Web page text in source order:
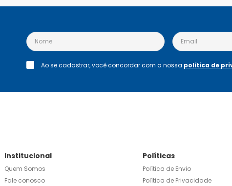
Ao se cadastrar, você concordar com a nossa política de
Institucional
Quem Somos
Fale conosco
Políticas
Política de Envio
Política de Privacidade